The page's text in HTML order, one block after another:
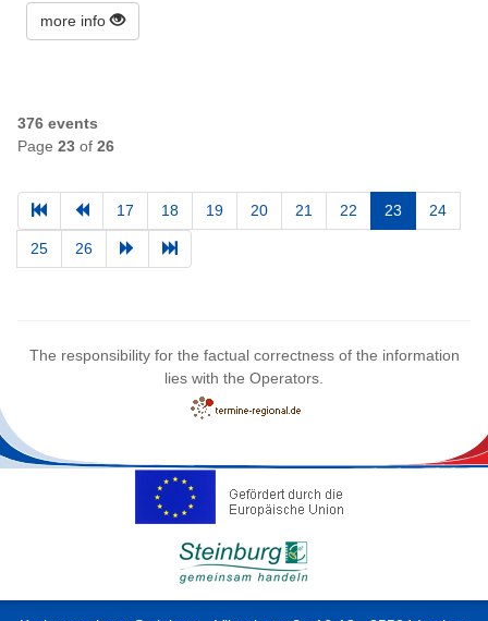
more info
376 events
Page 23 of 26
17 18 19 20 21 22 23 24
25 26
The responsibility for the factual correctness of the information
lies with the Operators.